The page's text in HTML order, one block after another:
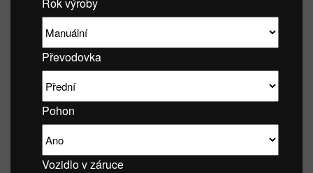
Převodovka
Pohon
Vozidlo v záruce